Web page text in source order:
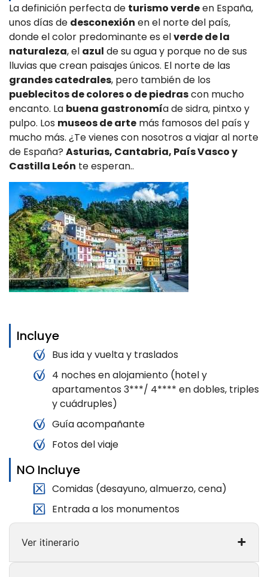
La definición perfecta de turismo verdeen España,
unos días de desconexión en el norte del país,
donde el color predominante es elverde de la
naturaleza, el azul de su agua y porque no de sus
lluvias que crean paisajes únicos. El norte de las
grandes catedrales, pero también de los
pueblecitos de colores o de piedrascon mucho
encanto. La buena gastronomía de sidra, pintxo y
pulpo. Los museos de arte más famosos del país y
mucho más. ¿Te vienes con nosotros a viajar al norte
de España? Asturias, Cantabria, País Vasco y
Castilla León te esperan..
Incluye
Bus ida y vuelta y traslados
4 noches en alojamiento (hotel y
apartamentos 3***/ 4**** en dobles, triples
y cuádruples)
Guía acompañante
Fotos del viaje
NO Incluye
Comidas (desayuno, almuerzo, cena)
Entrada a los monumentos
Ver itinerario